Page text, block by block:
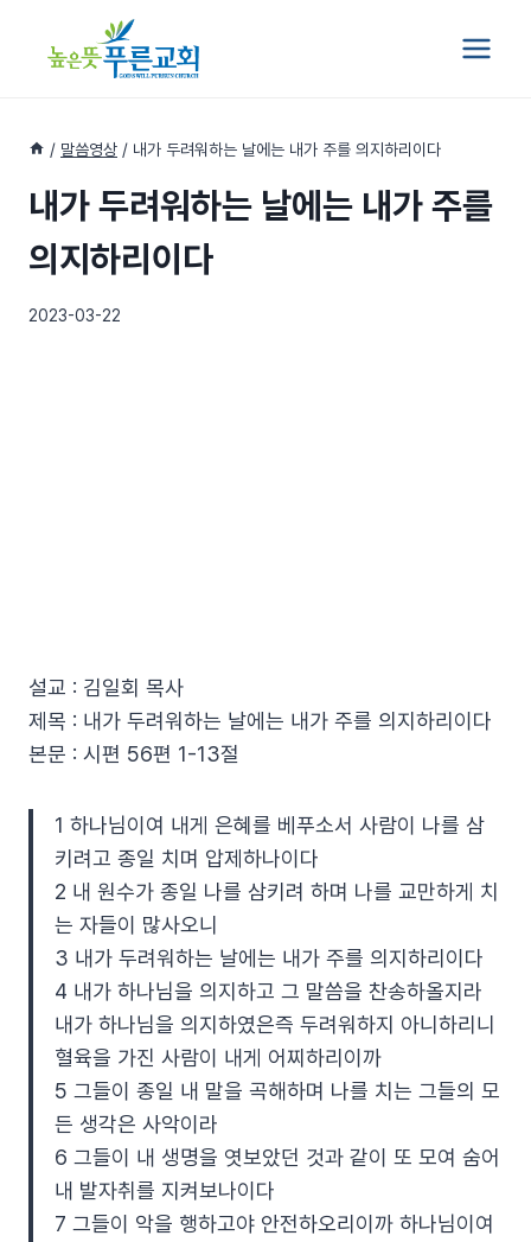
/ 말씀영상 / 내가 두려워하는 날에는 내가 주를 의지하리이다
내가 두려워하는 날에는 내가 주를
의지하리이다
2023-03-22
설교 : 김일회 목사
제목 : 내가 두려워하는 날에는 내가 주를 의지하리이다
본문 : 시편 56편 1-13절
1 하나님이여 내게 은혜를 베푸소서 사람이 나를 삼
키려고 종일 치며 압제하나이다
2 내 원수가 종일 나를 삼키려 하며 나를 교만하게 치
는 자들이 많사오니
3 내가 두려워하는 날에는 내가 주를 의지하리이다
4 내가 하나님을 의지하고 그 말씀을 찬송하올지라
내가 하나님을 의지하였은즉 두려워하지 아니하리니
혈육을 가진 사람이 내게 어찌하리이까
5 그들이 종일 내 말을 곡해하며 나를 치는 그들의 모
든 생각은 사악이라
6 그들이 내 생명을 엿보았던 것과 같이 또 모여 숨어
내 발자취를 지켜보나이다
7 그들이 악을 행하고야 안전하오리이까 하나님이여